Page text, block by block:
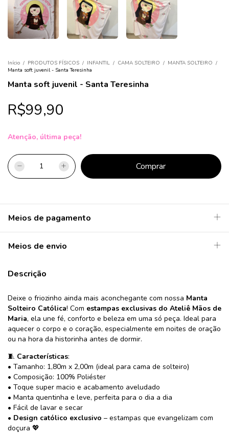
Início / PRODUTOS FÍSICOS / INFANTIL / CAMA SOLTEIRO / MANTA SOLTEIRO /
Manta soft juvenil - Santa Teresinha
Manta soft juvenil - Santa Teresinha
R$99,90
Atenção, última peça!
Meios de pagamento
Meios de envio
Descrição
Deixe o friozinho ainda mais aconchegante com nossa Manta
Solteiro Católica! Com estampas exclusivas do Ateliê Mãos de
Maria, ela une fé, conforto e beleza em uma só peça. Ideal para
aquecer o corpo e o coração, especialmente em noites de oração
ou na hora da historinha antes de dormir.
🧵 Características:
• Tamanho: 1,80m x 2,00m (ideal para cama de solteiro)
• Composição: 100% Poliéster
• Toque super macio e acabamento aveludado
• Manta quentinha e leve, perfeita para o dia a dia
• Fácil de lavar e secar
• Design católico exclusivo – estampas que evangelizam com
doçura 💖